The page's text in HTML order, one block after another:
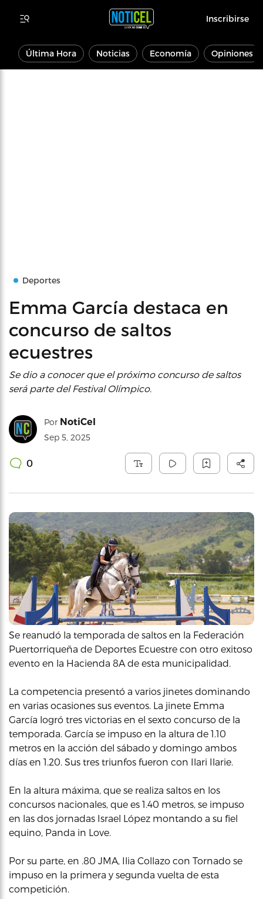
Inscribirse
Última Hora Noticias Economía Opiniones
Deportes
Emma García destaca en
concurso de saltos
ecuestres
Se dio a conocer que el próximo concurso de saltos
será parte del Festival Olímpico.
Por NotiCel
Sep 5, 2025
0
Se reanudó la temporada de saltos en la Federación
Puertorriqueña de Deportes Ecuestre con otro exitoso
evento en la Hacienda 8A de esta municipalidad.
La competencia presentó a varios jinetes dominando
en varias ocasiones sus eventos. La jinete Emma
García logró tres victorias en el sexto concurso de la
temporada. García se impuso en la altura de 1.10
metros en la acción del sábado y domingo ambos
días en 1.20. Sus tres triunfos fueron con Ilari Ilarie.
En la altura máxima, que se realiza saltos en los
concursos nacionales, que es 1.40 metros, se impuso
en las dos jornadas Israel López montando a su fiel
equino, Panda in Love.
Por su parte, en .80 JMA, Ilia Collazo con Tornado se
impuso en la primera y segunda vuelta de esta
competición.